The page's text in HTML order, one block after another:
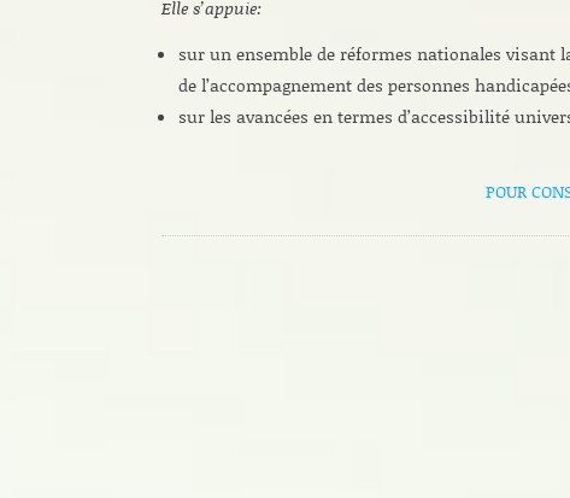
Elle s’appuie:
sur un ensemble de réformes nationales visant
de l’accompagnement des personnes
sur les avancées en termes d’accessibilité
POUR